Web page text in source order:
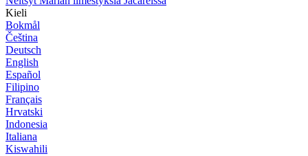
Kieli
Bokmål
Čeština
Deutsch
English
Español
Filipino
Français
Hrvatski
Indonesia
Italiana
Kiswahili